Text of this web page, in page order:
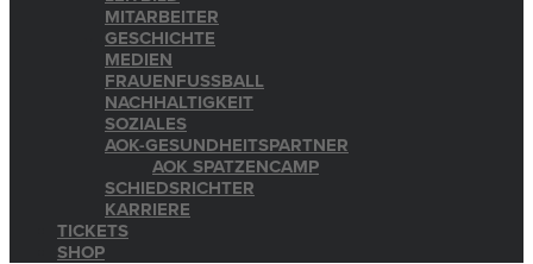
MITARBEITER
GESCHICHTE
MEDIEN
FRAUENFUSSBALL
NACHHALTIGKEIT
SOZIALES
AOK-GESUNDHEITSPARTNER
AOK SPATZENCAMP
SCHIEDSRICHTER
KARRIERE
TICKETS
SHOP